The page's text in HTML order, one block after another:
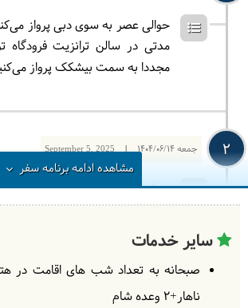
حوالی عصر به سوی دبی پرواز
مدتی در سالن ترانزیت
مجددا به سمت بیشکک پرواز
2 جمعه September 5, 2025 | 1404/06/14
حوالی صبح به فرودگاه بیشکک
امور فرودگاهی مثل دریافت ویزا
کارت به سمت کوهستانهای چونگ
وقت ازاد برای استراحت و گشت
سحرانگیز منطقه خواهیم داشت.
کمین
مشاهدهادامهبرنامه سفر
سایر خدمات
ناهار+2 وعده شام